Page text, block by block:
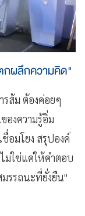
กผลึกความคิด"
ส้ม ต้องค่อยๆ
องความรู้อิ่ม
ชื่อมโยง สรุปองค์
ม่ใช่แค่ให้คำตอบ
รรถนะที่ยั่งยืน"